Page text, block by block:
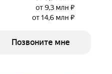
от 9,3 млн ₽
от 14,6 млн ₽
Позвоните мне